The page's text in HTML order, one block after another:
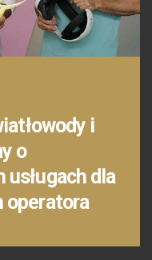
i
o
dla
operatora